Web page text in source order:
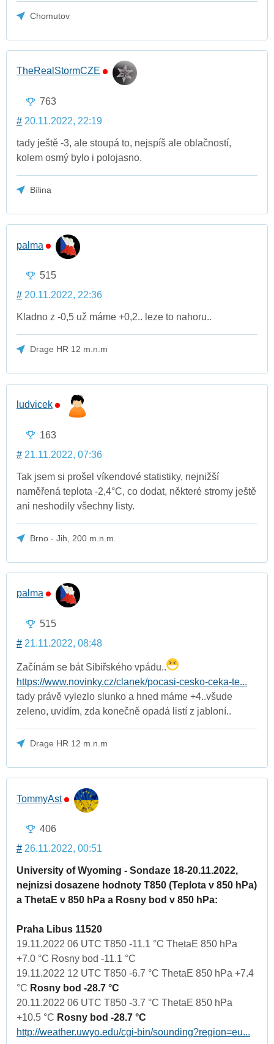
Chomutov
TheRealStormCZE
763
# 20.11.2022, 22:19
tady ještě -3, ale stoupá to, nejspíš ale oblačností,
kolem osmý bylo i polojasno.
Bílina
palma
515
# 20.11.2022, 22:36
Kladno z -0,5 už máme +0,2.. leze to nahoru..
Drage HR 12 m.n.m
ludvicek
163
# 21.11.2022, 07:36
Tak jsem si prošel víkendové statistiky, nejnižší
naměřená teplota -2,4°C, co dodat, některé stromy ještě
ani neshodily všechny listy.
Brno - Jih, 200 m.n.m.
palma
515
# 21.11.2022, 08:48
Začínám se bát Sibiřského vpádu..
https://www.novinky.cz/clanek/pocasi-cesko-ceka-te...
tady právě vylezlo slunko a hned máme +4..všude
zeleno, uvidím, zda konečně opadá listí z jabloní..
Drage HR 12 m.n.m
TommyAst
406
# 26.11.2022, 00:51
University of Wyoming - Sondaze 18-20.11.2022,
nejnizsi dosazene hodnoty T850 (Teplota v 850 hPa)
a ThetaE v 850 hPa a Rosny bod v 850 hPa:
Praha Libus 11520
19.11.2022 06 UTC T850 -11.1 °C ThetaE 850 hPa
+7.0 °C Rosny bod -11.1 °C
19.11.2022 12 UTC T850 -6.7 °C ThetaE 850 hPa +7.4
°C Rosny bod -28.7 °C
20.11.2022 06 UTC T850 -3.7 °C ThetaE 850 hPa
+10.5 °C Rosny bod -28.7 °C
http://weather.uwyo.edu/cgi-bin/sounding?region=eu...